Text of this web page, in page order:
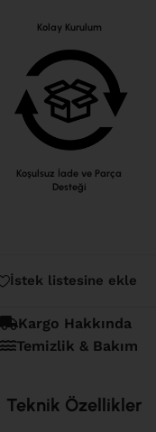
Kolay Kurulum
Koşulsuz İade ve Parça
Desteği
İstek listesine ekle
Kargo Hakkında
Temizlik & Bakım
Teknik Özellikler